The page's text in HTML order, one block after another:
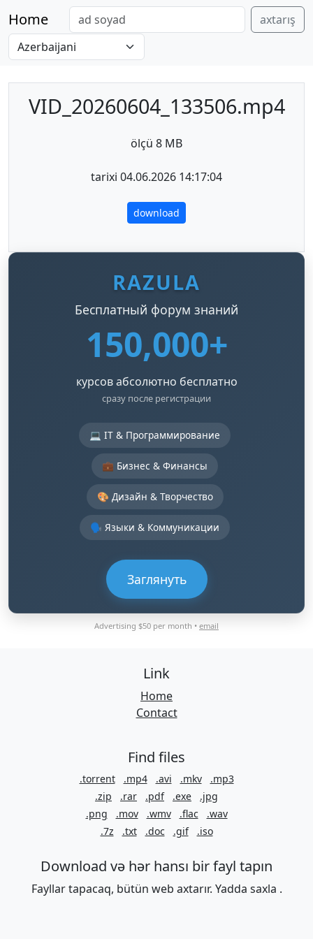
Home axtarış
VID_20260604_133506.mp4
ölçü 8 MB
tarixi 04.06.2026 14:17:04
download
RAZULA
Бесплатный форум знаний
150,000+
курсов абсолютно бесплатно
сразу после регистрации
💻 IT & Программирование
💼 Бизнес & Финансы
🎨 Дизайн & Творчество
🗣️ Языки & Коммуникации
Заглянуть
Advertising $50 per month • email
Link
Home
Contact
Find files
.torrent .mp4 .avi .mkv
.mp3
.zip
.rar .pdf .exe
.jpg
.png
.mov .wmv .flac
.wav
.7z
.txt .doc .gif .iso
Download və hər hansı bir fayl tapın
Fayllar tapacaq, bütün web axtarır. Yadda saxla .